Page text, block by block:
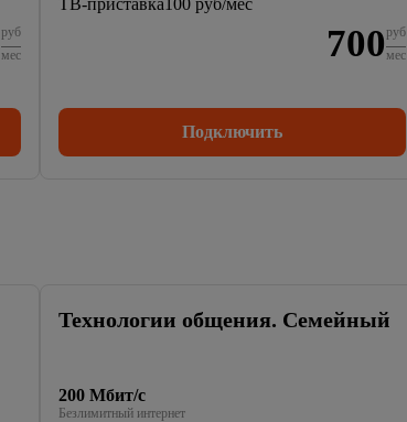
руб
мес
700 руб
мес
Подключить
Технологии общения. Семейный
200 Мбит/с
Безлимитный интернет